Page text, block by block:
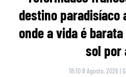
destino paradisíaco
onde a vida é
sol por
18:10 8 Agosto, 2026 |